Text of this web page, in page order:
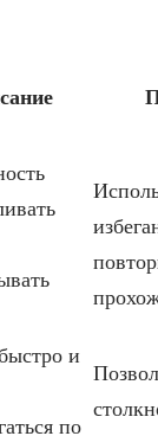
и
по